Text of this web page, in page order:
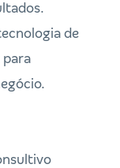
de
para